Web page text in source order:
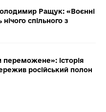
Ращук: «Воєнні
спільного з
історія
російський полон